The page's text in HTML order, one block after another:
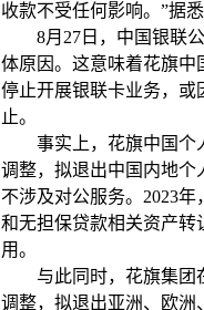
收款不受任何影响。”据
8月27日，中国银联公
体原因。这意味着花旗中
停止开展银联卡业务，或
止。
事实上，花旗中国个人
调整，拟退出中国内地个
不涉及对公服务。2023
和无担保贷款相关资产转
用。
与此同时，花旗集团在
调整，拟退出亚洲、欧洲